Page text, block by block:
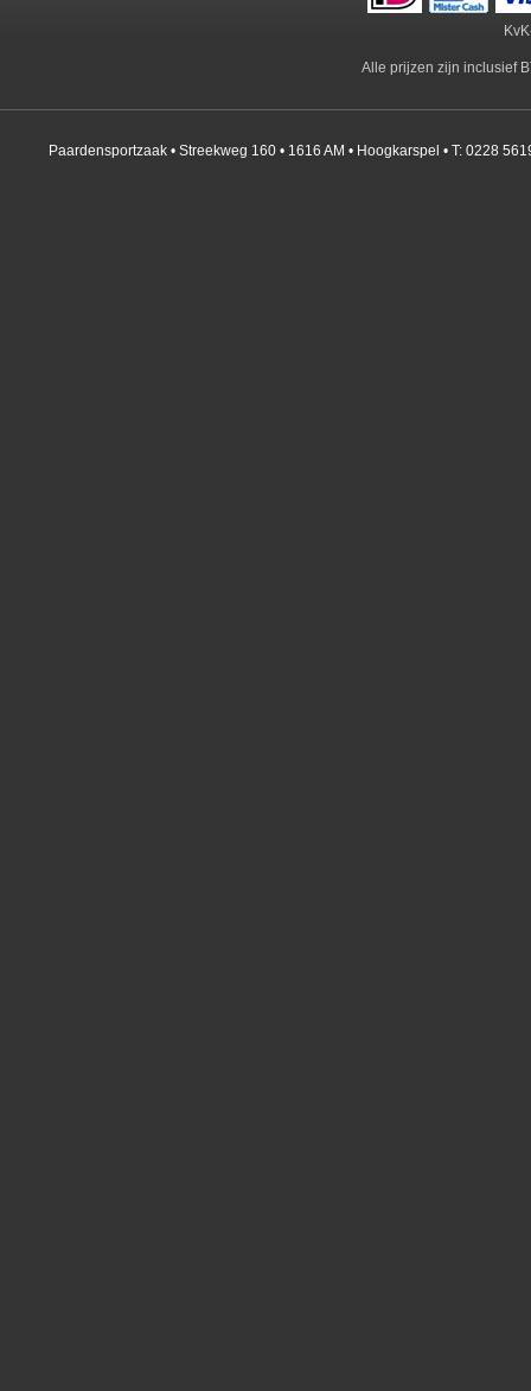
Alle prijzen zijn inclusief
Paardensportzaak • Streekweg 160 • 1616 AM • Hoogkarspel • T: 0228